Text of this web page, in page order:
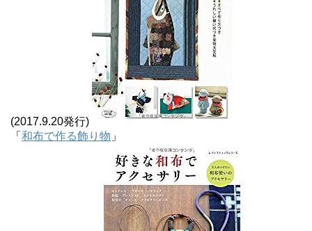
(2017.9.20発行)
「 和布で作る飾り物 」